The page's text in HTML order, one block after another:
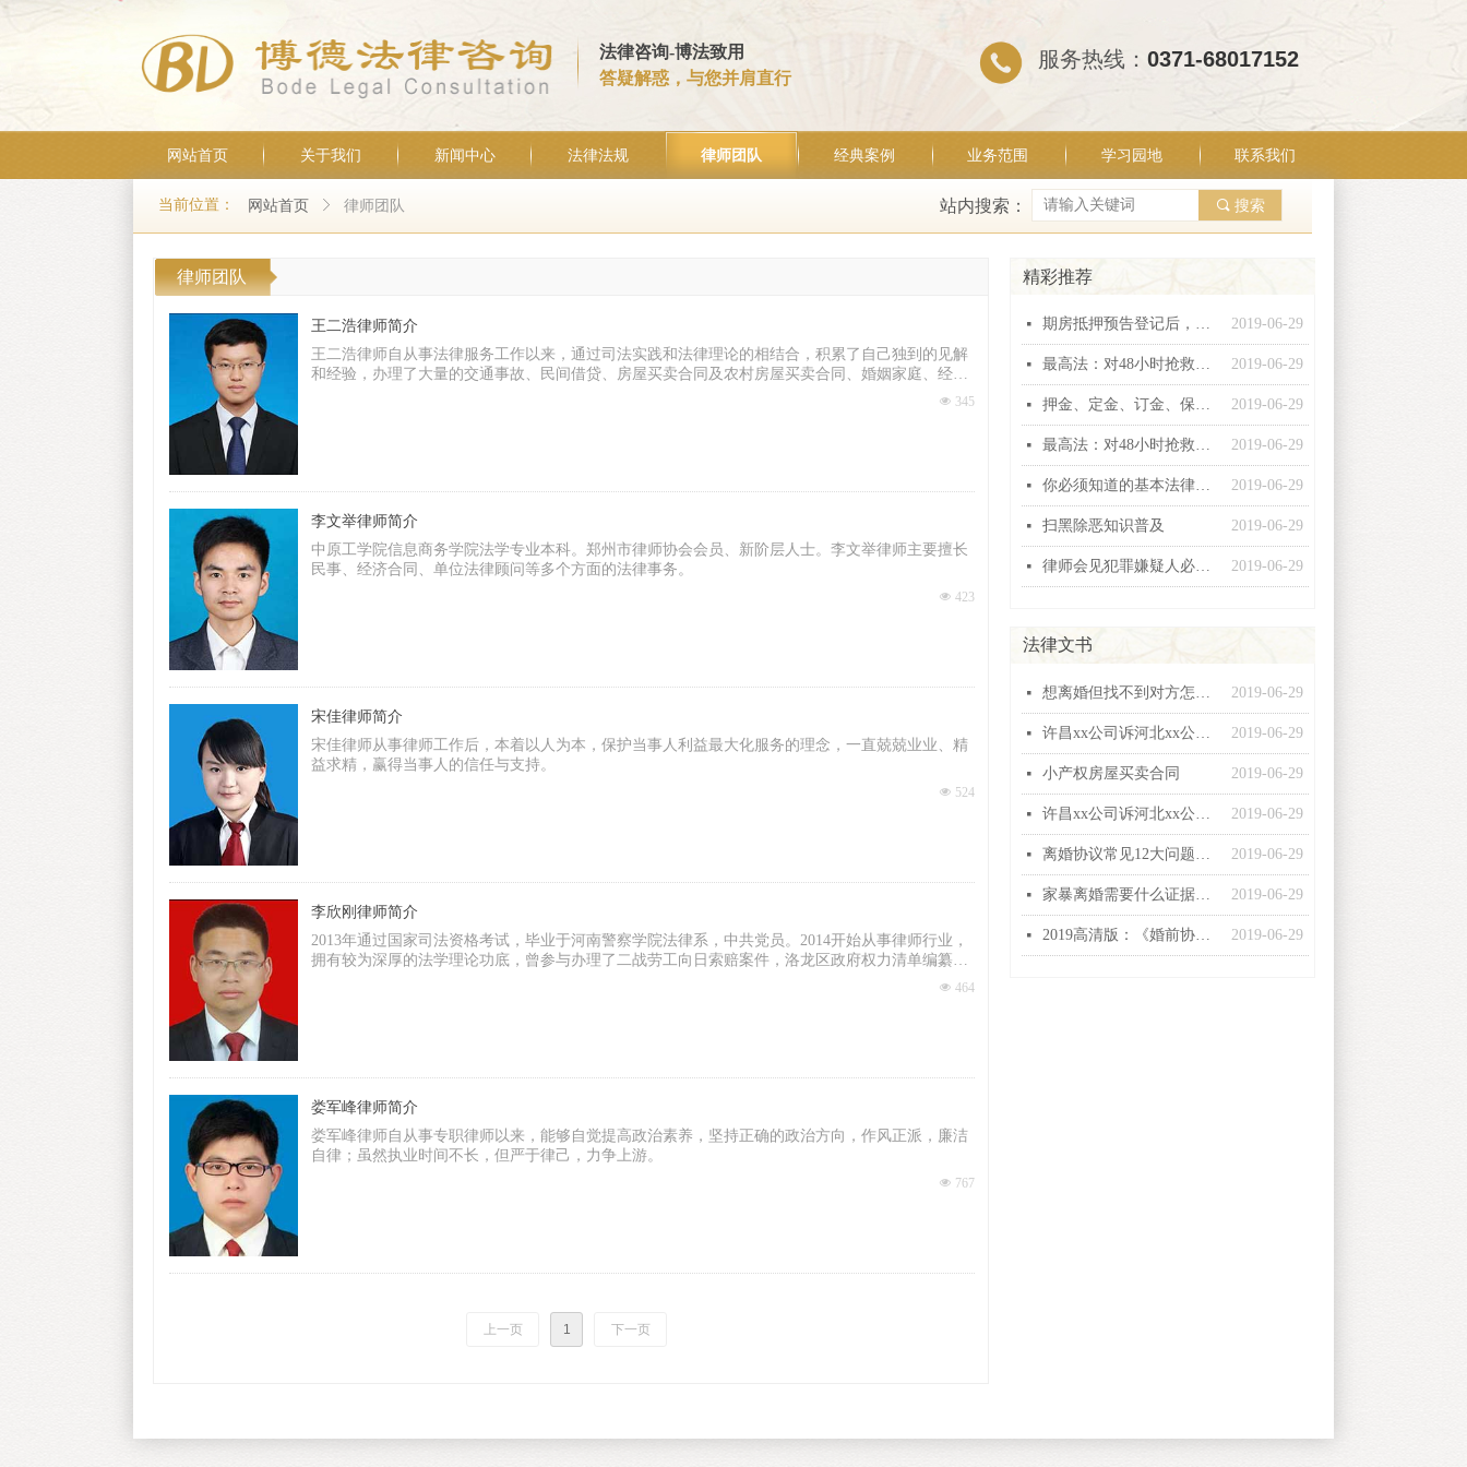
法律咨询-博法致用
答疑解惑，与您并肩直行
服务热线： 0371-68017152
网站首页 关于我们 新闻中心 法律法规 律师团队 经典案例 业务范围 学习园地 联系我们
当前位置： 站内搜索： 끠 搜索
网站首页 ꁕ 律师团队
律师团队
王二浩律师简介
王二浩律师自从事法律服务工作以来，通过司法实践和法律理论的相结合，积累了自己独到的见解
和经验，办理了大量的交通事故、民间借贷、房屋买卖合同及农村房屋买卖合同、婚姻家庭、经济
넶 345
李文举律师简介
中原工学院信息商务学院法学专业本科。郑州市律师协会会员、新阶层人士。李文举律师主要擅长
民事、经济合同、单位法律顾问等多个方面的法律事务。
넶 423
宋佳律师简介
宋佳律师从事律师工作后，本着以人为本，保护当事人利益最大化服务的理念，一直兢兢业业、精
益求精，赢得当事人的信任与支持。
넶 524
李欣刚律师简介
2013年通过国家司法资格考试，毕业于河南警察学院法律系，中共党员。2014开始从事律师行业，
拥有较为深厚的法学理论功底，曾参与办理了二战劳工向日索赔案件，洛龙区政府权力清单编纂、
넶 464
娄军峰律师简介
娄军峰律师自从事专职律师以来，能够自觉提高政治素养，坚持正确的政治方向，作风正派，廉洁
自律；虽然执业时间不长，但严于律己，力争上游。
넶 767
上一页 1 下一页
2019-06-29
넷 期房抵押预告登记后，银行能否行使抵押权？
2019-06-29
넷 最高法：对48小时抢救无效死亡视同工伤不能扩大解释！
2019-06-29
넷 押金、定金、订金、保证金和违约金这“五金”有什么区别？
2019-06-29
넷 最高法：对48小时抢救无效死亡视同工伤不能扩大解释！
2019-06-29
넷 你必须知道的基本法律常识
2019-06-29
넷 扫黑除恶知识普及
2019-06-29
넷 律师会见犯罪嫌疑人必问十五条
精彩推荐
2019-06-29
넷 想离婚但找不到对方怎么办？
2019-06-29
넷 许昌xx公司诉河北xx公司建设工程施工合同纠纷起诉状
2019-06-29
넷 小产权房屋买卖合同
2019-06-29
넷 许昌xx公司诉河北xx公司建设工程施工合同纠纷起诉状
2019-06-29
넷 离婚协议常见12大问题汇总，个个都有坑！
2019-06-29
넷 家暴离婚需要什么证据，怎么收集家暴证据
2019-06-29
넷 2019高清版：《婚前协议》范本！
法律文书